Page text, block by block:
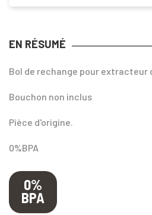
EN RÉSUMÉ
Bol de rechange pour extracteur
Bouchon non inclus
Pièce d'origine.
0%BPA
0%
BPA